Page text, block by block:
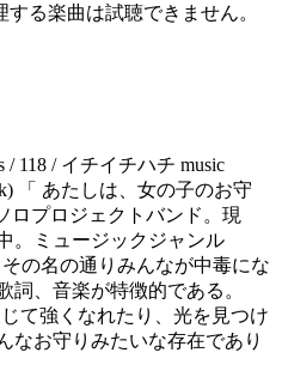
る楽曲は試聴できません。
/ 118 / イチイチハチ music
「 あたしは、女の子のお守
ロプロジェクトバンド。現
。ミュージックジャンル
その名の通りみんなが中毒にな
詞、音楽が特徴的である。
じて強くなれたり、光を見つけ
なお守りみたいな存在であり